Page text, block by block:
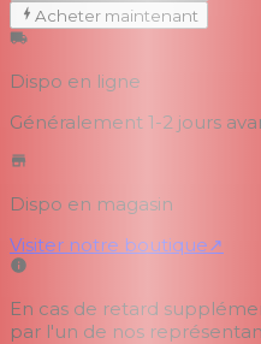
Acheter maintenant
Dispo en ligne
Généralement 1-2 jours
Dispo en magasin
Visiter notre boutique↗
En cas de retard
par l'un de nos